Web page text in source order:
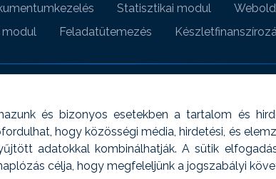
és bizonyos esetekben a tartalom és
hogy közösségi média, hirdetési, és
adatokkal kombinálhatják. A sütik
célja, hogy megfeleljünk a jogszabályi
Statisztikai modul
Feladatütemezés